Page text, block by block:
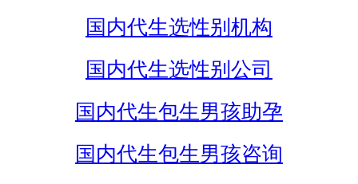
国内代生选性别机构
国内代生选性别公司
国内代生包生男孩助孕
国内代生包生男孩咨询